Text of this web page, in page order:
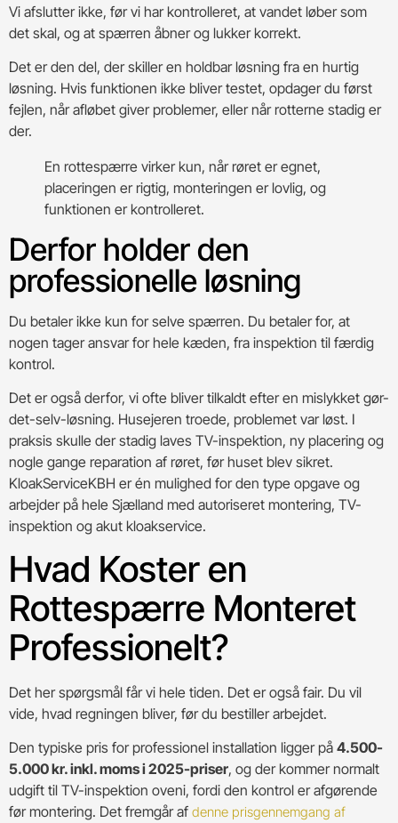
Vi afslutter ikke, før vi har kontrolleret, at vandet løber som
det skal, og at spærren åbner og lukker korrekt.
Det er den del, der skiller en holdbar løsning fra en hurtig
løsning. Hvis funktionen ikke bliver testet, opdager du først
fejlen, når afløbet giver problemer, eller når rotterne stadig er
der.
En rottespærre virker kun, når røret er egnet,
placeringen er rigtig, monteringen er lovlig, og
funktionen er kontrolleret.
Derfor holder den
professionelle løsning
Du betaler ikke kun for selve spærren. Du betaler for, at
nogen tager ansvar for hele kæden, fra inspektion til færdig
kontrol.
Det er også derfor, vi ofte bliver tilkaldt efter en mislykket gør-
det-selv-løsning. Husejeren troede, problemet var løst. I
praksis skulle der stadig laves TV-inspektion, ny placering og
nogle gange reparation af røret, før huset blev sikret.
KloakServiceKBH er én mulighed for den type opgave og
arbejder på hele Sjælland med autoriseret montering, TV-
inspektion og akut kloakservice.
Hvad Koster en
Rottespærre Monteret
Professionelt?
Det her spørgsmål får vi hele tiden. Det er også fair. Du vil
vide, hvad regningen bliver, før du bestiller arbejdet.
Den typiske pris for professionel installation ligger på 4.500-
5.000 kr. inkl. moms i 2025-priser, og der kommer normalt
udgift til TV-inspektion oveni, fordi den kontrol er afgørende
før montering. Det fremgår af denne prisgennemgang af